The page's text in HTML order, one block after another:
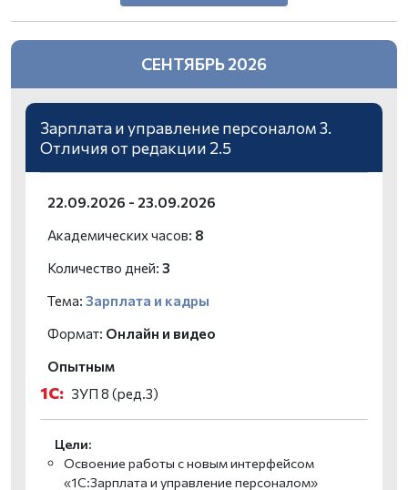
оплате
Частые
информация
СЕНТЯБРЬ 2026
Зарплата и управление персоналом 3.
Отличия от редакции 2.5
22.09.2026 - 23.09.2026
Академических часов: 8
Количество дней: 3
Тема: Зарплата и кадры
Формат: Онлайн и видео
Опытным
1С: ЗУП 8 (ред.3)
Цели:
Освоение работы с новым интерфейсом
«1С:Зарплата и управление персоналом»